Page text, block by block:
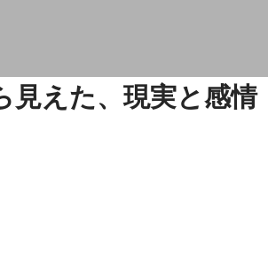
見えた、現実と感情